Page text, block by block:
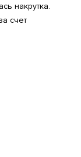
накрутка.
счет